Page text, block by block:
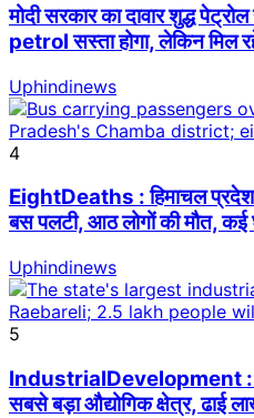
मोदी सरकार का दावार शुद्ध
petrol सस्ता होगा, लेकिन मिल
Uphindinews
4
EightDeaths : हिमाचल प्रदेश
बस पलटी, आठ लोगों की मौत, कई
Uphindinews
5
IndustrialDevelopment :
सबसे बड़ा औद्योगिक क्षेत्र, ढाई